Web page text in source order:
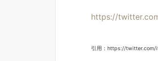
https://
引用：https://